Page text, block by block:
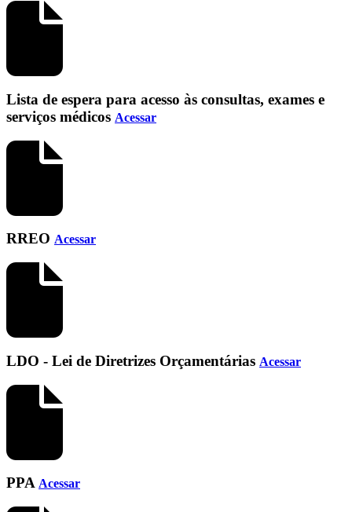
Lista de espera para acesso às consultas, exames e
serviços médicos Acessar
RREO Acessar
LDO - Lei de Diretrizes Orçamentárias Acessar
PPA Acessar